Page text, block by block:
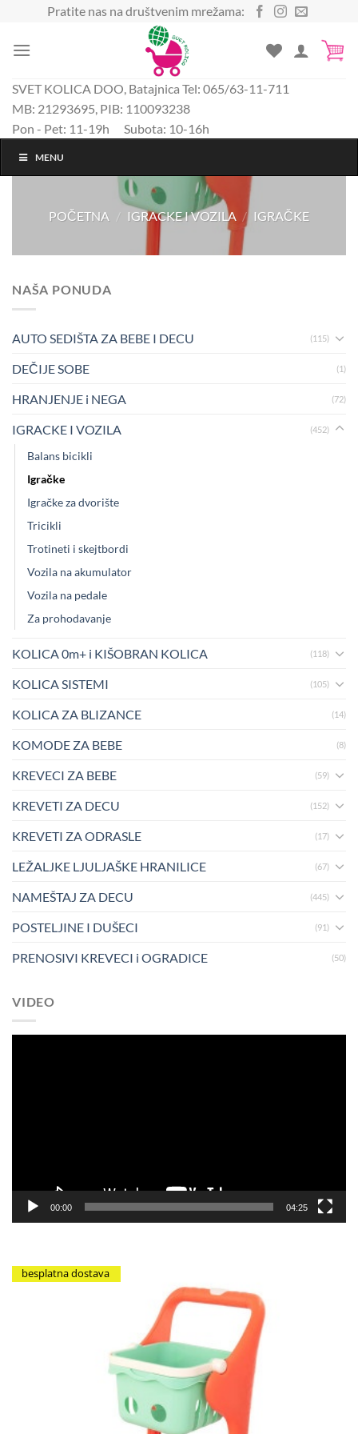
sadržaj
Pratite nas na društvenim mrežama:
SVET KOLICA DOO, Batajnica Tel: 065/63-11-711
MB: 21293695, PIB: 110093238
Pon - Pet: 11-19h Subota: 10-16h
MENU
POČETNA / IGRACKE I VOZILA / IGRAČKE
NAŠA PONUDA
AUTO SEDIŠTA ZA BEBE I DECU (115)
DEČIJE SOBE (1)
HRANJENJE i NEGA (72)
IGRACKE I VOZILA (452)
Balans bicikli
Igračke
Igračke za dvorište
Tricikli
Trotineti i skejtbordi
Vozila na akumulator
Vozila na pedale
Za prohodavanje
KOLICA 0m+ i KIŠOBRAN KOLICA (118)
KOLICA SISTEMI (105)
KOLICA ZA BLIZANCE (14)
KOMODE ZA BEBE (8)
KREVECI ZA BEBE (59)
KREVETI ZA DECU (152)
KREVETI ZA ODRASLE (17)
LEŽALJKE LJULJAŠKE HRANILICE (67)
NAMEŠTAJ ZA DECU (445)
POSTELJINE I DUŠECI (91)
PRENOSIVI KREVECI i OGRADICE (50)
VIDEO
00:00 04:25
besplatna dostava